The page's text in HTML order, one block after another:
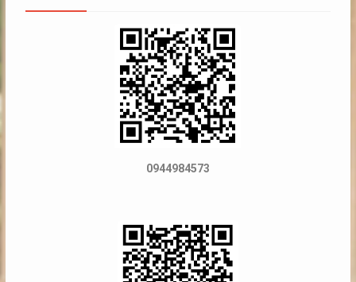
0944984573